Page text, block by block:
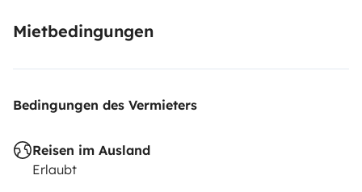
Mietbedingungen
Bedingungen des Vermieters
Reisen im Ausland
Erlaubt